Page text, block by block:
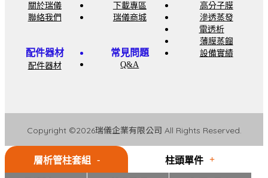
關於瑞儀
聯絡我們
下載專區
瑞儀商城
高分子膜
滲透蒸發
電透析
薄膜蒸餾
設備實績
配件器材
配件器材
常見問題
Q&A
Copyright ©2026瑞儀企業有限公司 All Rights Reserved.
層析管柱套組 柱頭單件